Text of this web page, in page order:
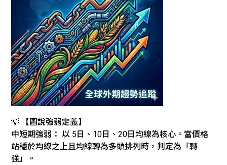
💡 【圖說強弱定義】
中短期強弱： 以 5日、10日、20日均線為核心。當價格
站穩於均線之上且均線轉為多頭排列時，判定為「轉
強」。